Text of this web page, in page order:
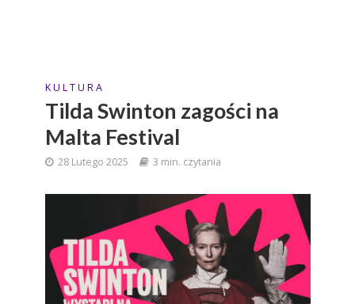
K U L T U R A
Tilda Swinton zagości na
Malta Festival
28 Lutego 2025 3 min. czytania